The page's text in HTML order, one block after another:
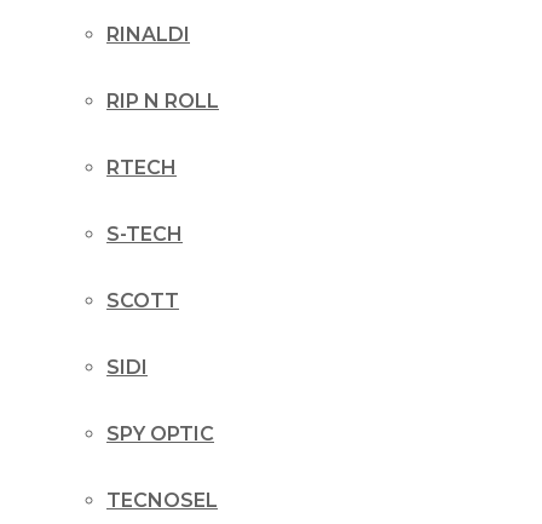
RINALDI
RIP N ROLL
RTECH
S-TECH
SCOTT
SIDI
SPY OPTIC
TECNOSEL